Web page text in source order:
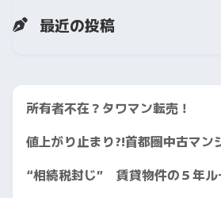
最近の投稿
所有者不在？タワマン転売！
値上がり止まり?!首都圏中古マン
“相続税封じ” 賃貸物件の５年ル